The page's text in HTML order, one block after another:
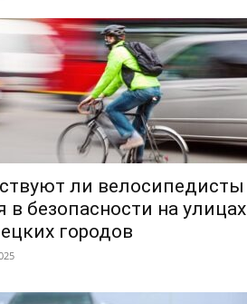
ли велосипедисты
в безопасности на улицах
городов